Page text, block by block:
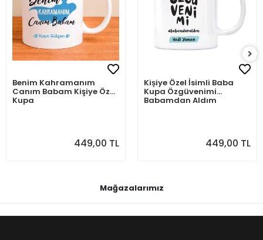
Benim Kahramanım
Canım Babam Kişiye Özel
Kupa
449,00 TL
Kişiye Özel İsimli Baba
Kupa Özgüvenimi
Babamdan Aldım
449,00 TL
Mağazalarımız